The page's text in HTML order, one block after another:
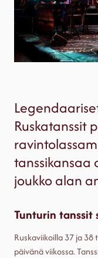
Ruskatanssit
tanssikansaa
joukko alan
Tunturin tanssit
Ruskaviikoilla 37 ja
päivänä viikossa.